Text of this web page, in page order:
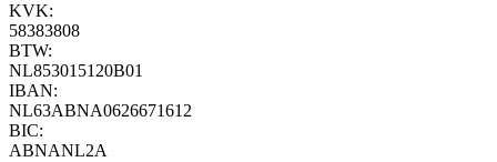
KVK:
58383808
BTW:
NL853015120B01
IBAN:
NL63ABNA0626671612
BIC:
ABNANL2A